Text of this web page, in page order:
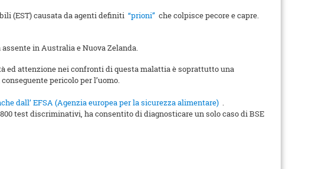
(EST) causata da agenti definiti “prioni” che colpisce pecore e capre.
in Australia e Nuova Zelanda.
ed attenzione nei confronti di questa malattia è soprattutto una
pericolo per l’uomo.
dall’ EFSA (Agenzia europea per la sicurezza alimentare) .
test discriminativi, ha consentito di diagnosticare un solo caso di BSE